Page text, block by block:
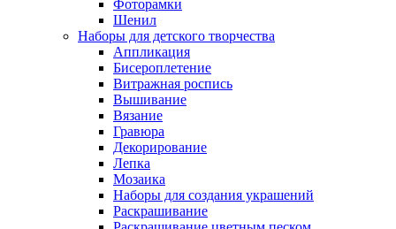
Фоторамки
Шенил
Наборы для детского творчества
Аппликация
Бисероплетение
Витражная роспись
Вышивание
Вязание
Гравюра
Декорирование
Лепка
Мозаика
Наборы для создания украшений
Раскрашивание